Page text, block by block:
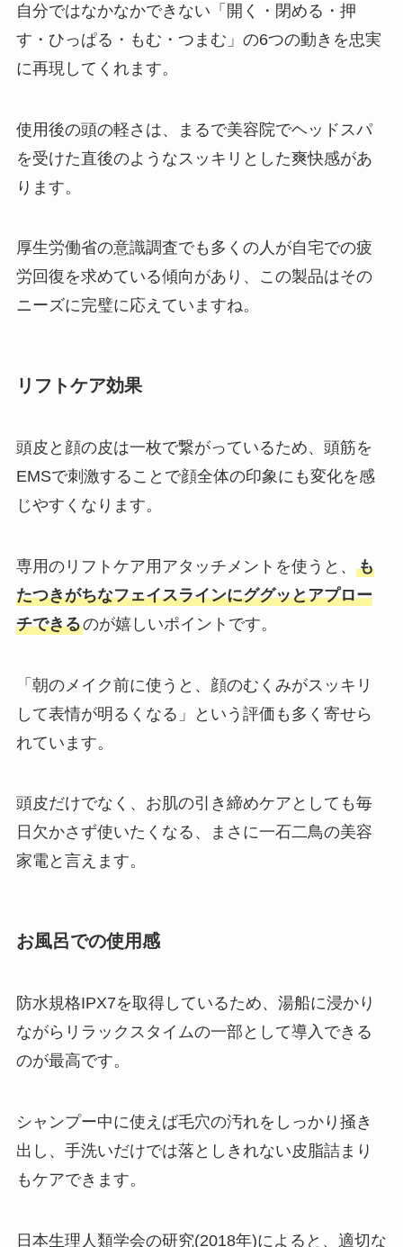
自分ではなかなかできない「開く・閉める・押
す・ひっぱる・もむ・つまむ」の6つの動きを忠実
に再現してくれます。
使用後の頭の軽さは、まるで美容院でヘッドスパ
を受けた直後のようなスッキリとした爽快感があ
ります。
厚生労働省の意識調査でも多くの人が自宅での疲
労回復を求めている傾向があり、この製品はその
ニーズに完璧に応えていますね。
リフトケア効果
頭皮と顔の皮は一枚で繋がっているため、頭筋を
EMSで刺激することで顔全体の印象にも変化を感
じやすくなります。
専用のリフトケア用アタッチメントを使うと、 も
たつきがちなフェイスラインにググッとアプロー
チできるのが嬉しいポイントです。
「朝のメイク前に使うと、顔のむくみがスッキリ
して表情が明るくなる」という評価も多く寄せら
れています。
頭皮だけでなく、お肌の引き締めケアとしても毎
日欠かさず使いたくなる、まさに一石二鳥の美容
家電と言えます。
お風呂での使用感
防水規格IPX7を取得しているため、湯船に浸かり
ながらリラックスタイムの一部として導入できる
のが最高です。
シャンプー中に使えば毛穴の汚れをしっかり掻き
出し、手洗いだけでは落としきれない皮脂詰まり
もケアできます。
日本生理人類学会の研究(2018年)によると、適切な